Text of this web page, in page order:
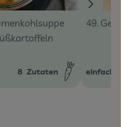
8 Zutaten
49.
einfach